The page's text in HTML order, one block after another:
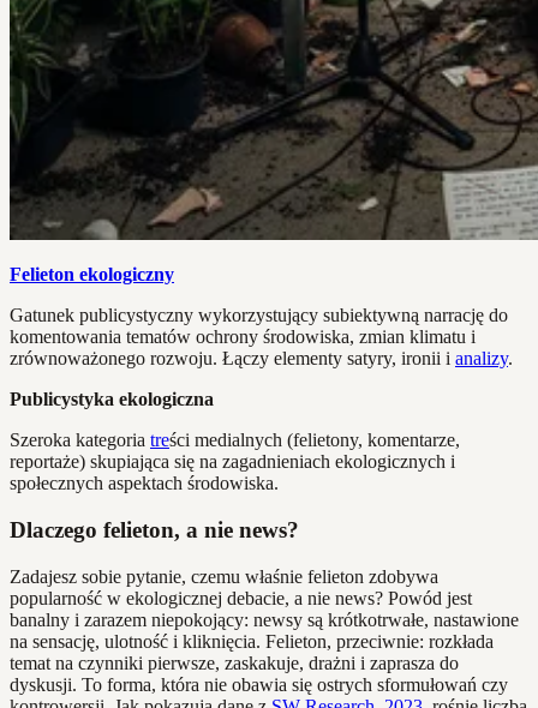
Felieton ekologiczny
Gatunek publicystyczny wykorzystujący subiektywną narrację do
komentowania tematów ochrony środowiska, zmian klimatu i
zrównoważonego rozwoju. Łączy elementy satyry, ironii i analizy.
Publicystyka ekologiczna
Szeroka kategoria treści medialnych (felietony, komentarze,
reportaże) skupiająca się na zagadnieniach ekologicznych i
społecznych aspektach środowiska.
Dlaczego felieton, a nie news?
Zadajesz sobie pytanie, czemu właśnie felieton zdobywa
popularność w ekologicznej debacie, a nie news? Powód jest
banalny i zarazem niepokojący: newsy są krótkotrwałe, nastawione
na sensację, ulotność i kliknięcia. Felieton, przeciwnie: rozkłada
temat na czynniki pierwsze, zaskakuje, drażni i zaprasza do
dyskusji. To forma, która nie obawia się ostrych sformułowań czy